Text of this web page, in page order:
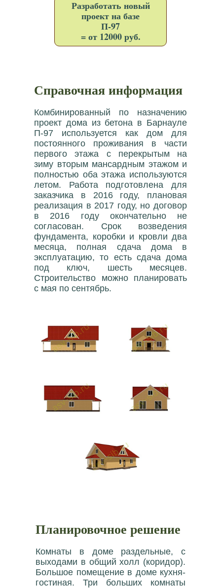
Разработать новый
проект на базе
П-97
= от 12000 руб.
Справочная информация
Комбинированный по назначению
проект дома из бетона в Барнауле
П-97 используется как дом для
постоянного проживания в части
первого этажа с перекрытым на
зиму вторым мансардным этажом и
полностью оба этажа используются
летом. Работа подготовлена для
заказчика в 2016 году, плановая
реализация в 2017 году, но договор
в 2016 году окончательно не
согласован. Срок возведения
фундамента, коробки и кровли два
месяца, полная сдача дома в
эксплуатацию, то есть сдача дома
под ключ, шесть месяцев.
Строительство можно планировать
с мая по сентябрь.
Планировочное решение
Комнаты в доме раздельные, с
выходами в общий холл (коридор).
Большое помещение в доме кухня-
гостиная. Три больших комнаты